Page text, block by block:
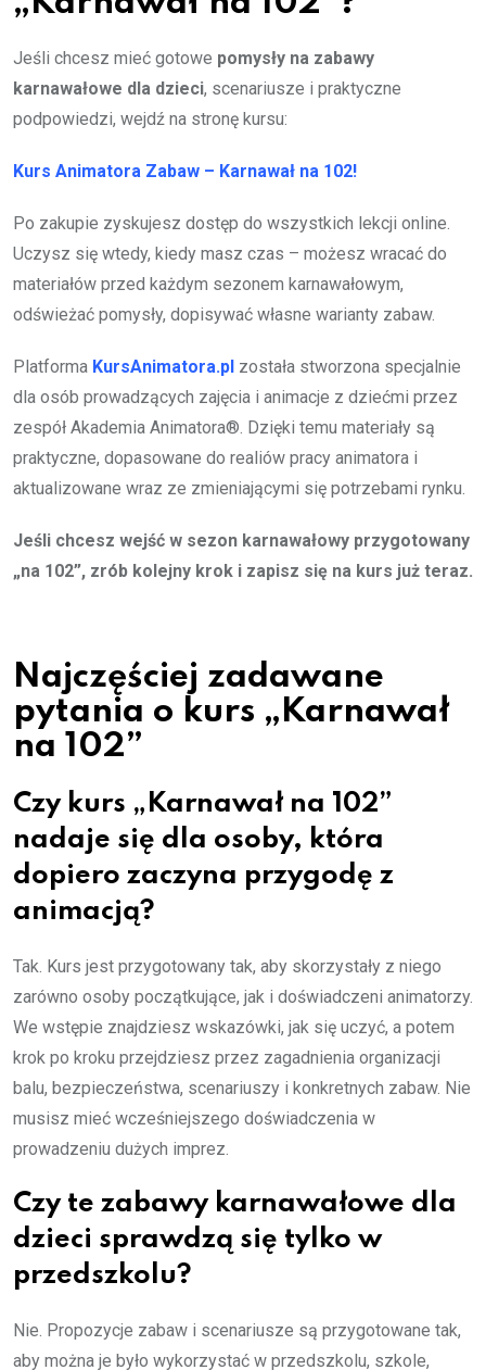
Jeśli chcesz mieć gotowe pomysły na zabawy
karnawałowe dla dzieci, scenariusze i praktyczne
podpowiedzi, wejdź na stronę kursu:
Kurs Animatora Zabaw – Karnawał na 102!
Po zakupie zyskujesz dostęp do wszystkich lekcji online.
Uczysz się wtedy, kiedy masz czas – możesz wracać do
materiałów przed każdym sezonem karnawałowym,
odświeżać pomysły, dopisywać własne warianty zabaw.
Platforma KursAnimatora.pl została stworzona specjalnie
dla osób prowadzących zajęcia i animacje z dziećmi przez
zespół Akademia Animatora®. Dzięki temu materiały są
praktyczne, dopasowane do realiów pracy animatora i
aktualizowane wraz ze zmieniającymi się potrzebami rynku.
Jeśli chcesz wejść w sezon karnawałowy przygotowany
„na 102”, zrób kolejny krok i zapisz się na kurs już teraz.
Najczęściej zadawane
pytania o kurs „Karnawał
na 102”
Czy kurs „Karnawał na 102”
nadaje się dla osoby, która
dopiero zaczyna przygodę z
animacją?
Tak. Kurs jest przygotowany tak, aby skorzystały z niego
zarówno osoby początkujące, jak i doświadczeni animatorzy.
We wstępie znajdziesz wskazówki, jak się uczyć, a potem
krok po kroku przejdziesz przez zagadnienia organizacji
balu, bezpieczeństwa, scenariuszy i konkretnych zabaw. Nie
musisz mieć wcześniejszego doświadczenia w
prowadzeniu dużych imprez.
Czy te zabawy karnawałowe dla
dzieci sprawdzą się tylko w
przedszkolu?
Nie. Propozycje zabaw i scenariusze są przygotowane tak,
aby można je było wykorzystać w przedszkolu, szkole,